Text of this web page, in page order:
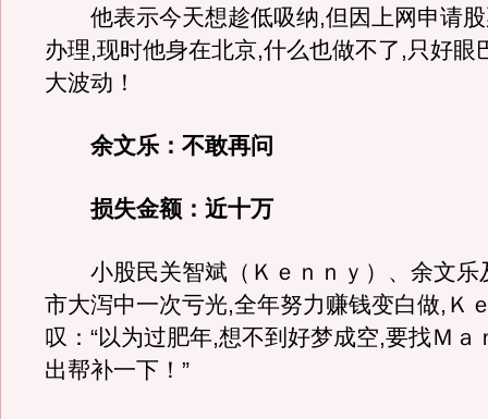
他表示今天想趁低吸纳,但因上网申请股
办理,现时他身在北京,什么也做不了,只好眼
大波动！
余文乐：不敢再问
损失金额：近十万
小股民关智斌（Ｋｅｎｎｙ）、余文乐
市大泻中一次亏光,全年努力赚钱变白做,Ｋ
叹：“以为过肥年,想不到好梦成空,要找Ｍａ
出帮补一下！”